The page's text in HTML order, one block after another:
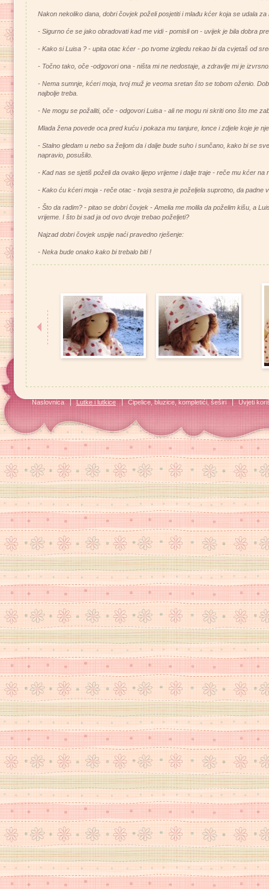
Nakon nekoliko dana, dobri čovjek poželi posjetiti i mlađu kćer koja se udala za
- Sigurno će se jako obradovati kad me vidi - pomisli on - uvijek je bila dobra
- Kako si Luisa ? - upita otac kćer - po tvome izgledu rekao bi da cvjetaš od
- Točno tako, oče -odgovori ona - ništa mi ne nedostaje, a zdravlje mi je
- Nema sumnje, kćeri moja, tvoj muž je veoma sretan što se tobom oženio.
najbolje treba.
- Ne mogu se požaliti, oče - odgovori Luisa - ali ne mogu ni skriti ono što me
Mlada žena povede oca pred kuću i pokaza mu tanjure, lonce i zdjele koje je
- Stalno gledam u nebo sa željom da i dalje bude suho i sunčano, kako bi se
napravio, posušilo.
- Kad nas se sjetiš poželi da ovako lijepo vrijeme i dalje traje - reče mu kćer na
- Kako ću kćeri moja - reče otac - tvoja sestra je poželjela suprotno, da padne
- Što da radim? - pitao se dobri čovjek - Amelia me molila da poželim kišu, a
vrijeme. I što bi sad ja od ovo dvoje trebao poželjeti?
Najzad dobri čovjek uspije naći pravedno rješenje:
- Neka bude onako kako bi trebalo biti !
Naslovnica Lutke i lutkice Cipelice, bluzice, kompletići, šeširi Uvjeti